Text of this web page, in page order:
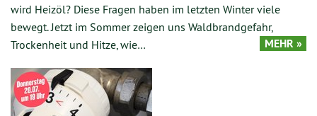
wird Heizöl? Diese Fragen haben im letzten Winter viele
bewegt. Jetzt im Sommer zeigen uns Waldbrandgefahr,
Trockenheit und Hitze, wie…
MEHR »